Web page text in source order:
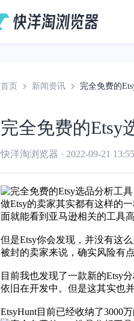
首页 新闻资讯 完全免费的
完全免费的Etsy
快洋淘浏览器 · 2022-09-21
做Etsy的卖家其实都有这样的
面就能看到 亚马逊相关的工具
但是Etsy你会发现，并没有这
被封的卖家来说，确实风险有点
目前我也发现了一款新的Etsy
依旧在开发中。但是这其实也
EtsyHunt目前已经收纳了3000